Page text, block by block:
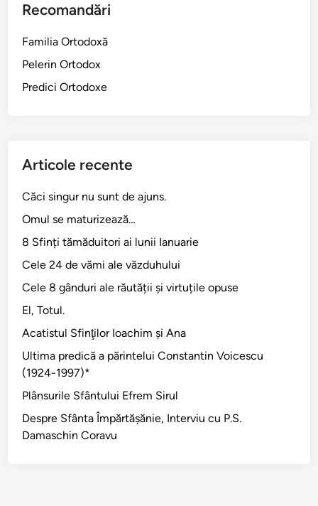
Recomandări
Familia Ortodoxă
Pelerin Ortodox
Predici Ortodoxe
Articole recente
Căci singur nu sunt de ajuns.
Omul se maturizează…
8 Sfinți tămăduitori ai lunii Ianuarie
Cele 24 de vămi ale văzduhului
Cele 8 gânduri ale răutății și virtuțile opuse
El, Totul.
Acatistul Sfinţilor Ioachim şi Ana
Ultima predică a părintelui Constantin Voicescu
(1924-1997)*
Plânsurile Sfântului Efrem Sirul
Despre Sfânta Împărtăşănie, Interviu cu P.S.
Damaschin Coravu